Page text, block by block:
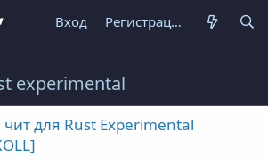
Вход Регистрация
experimental
для Rust Experimental